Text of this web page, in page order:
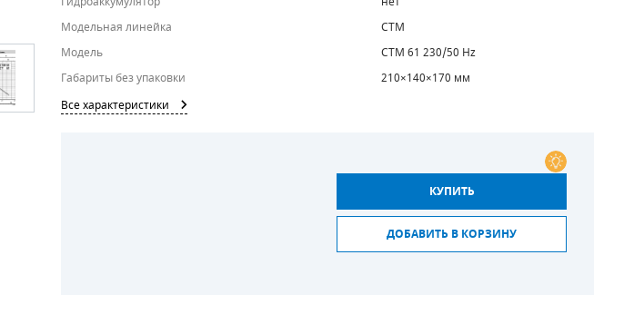
Модельная линейка
CTM
Модель
CTM 61 230/50 Hz
Габариты без упаковки
210×140×170 мм
Все характеристики
КУПИТЬ
ДОБАВИТЬ В КОРЗИНУ